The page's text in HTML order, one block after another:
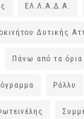
ΕΛ.Λ.Α.Δ.Α.
Δυτικής
Πάνω από τα όρια
Ράλλυ